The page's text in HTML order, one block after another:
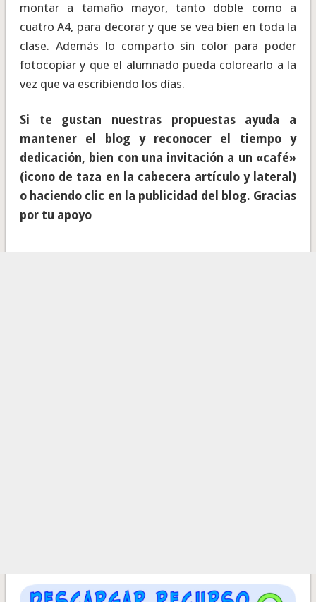
montar a tamaño mayor, tanto doble como a
cuatro A4, para decorar y que se vea bien en toda la
clase. Además lo comparto sin color para poder
fotocopiar y que el alumnado pueda colorearlo a la
vez que va escribiendo los días.
Si te gustan nuestras propuestas ayuda a
mantener el blog y reconocer el tiempo y
dedicación, bien con una invitación a un «café»
(icono de taza en la cabecera artículo y lateral)
o haciendo clic en la publicidad del blog. Gracias
por tu apoyo